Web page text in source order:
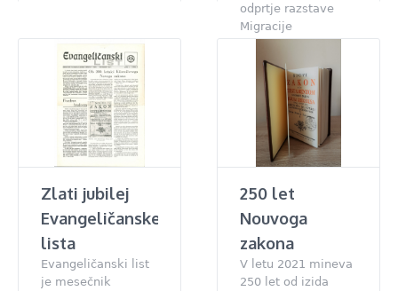
odprtje razstave
Migracije
slovenskih
protestantov v
zgodn...
Zlati jubilej
Evangeličanskega
lista
Evangeličanski list
je mesečnik
250 let
Nouvoga
zakona
V letu 2021 mineva
250 let od izida